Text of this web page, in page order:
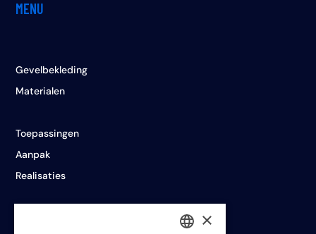
MENU
Gevelbekleding
Materialen
Toepassingen
Aanpak
Realisaties
×